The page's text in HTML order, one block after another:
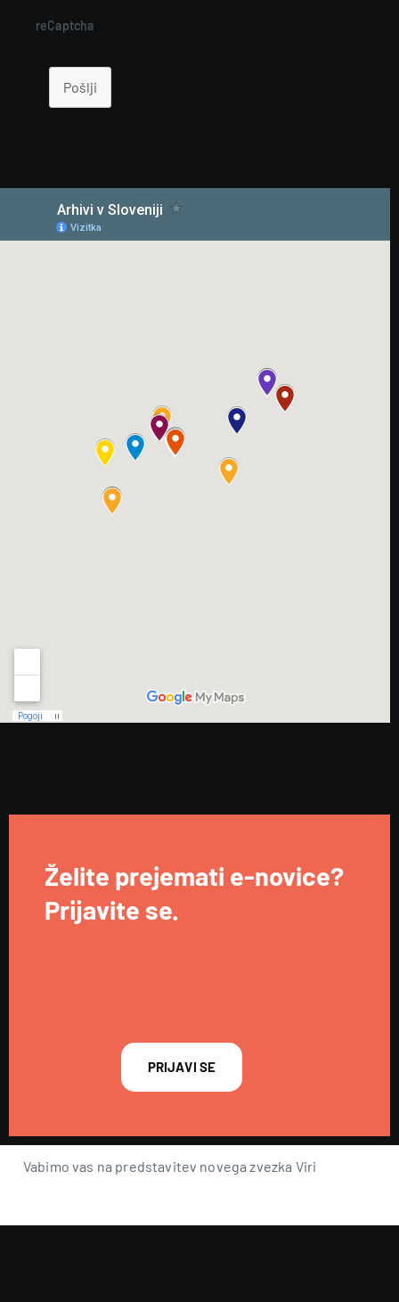
reCaptcha
Pošlji
Želite prejemati e-novice?
Prijavite se.
PRIJAVI SE
Vabimo vas na predstavitev novega zvezka Viri